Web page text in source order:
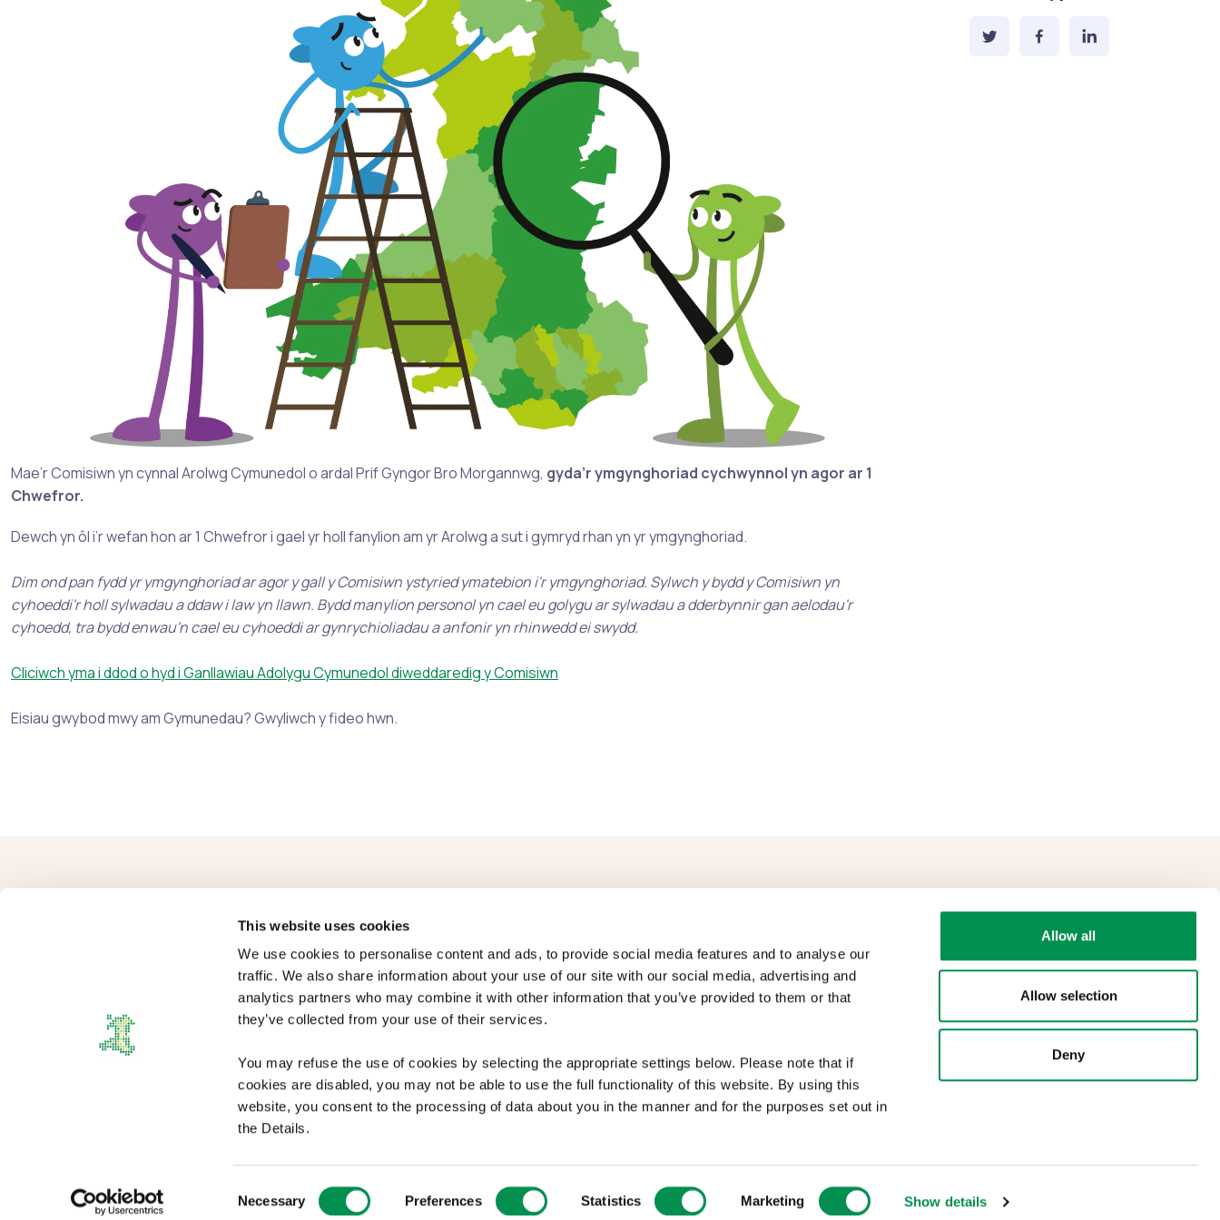
This website uses cookies
We use cookies to personalise content and ads, to provide social media features and to analyse our
traffic. We also share information about your use of our site with our social media, advertising and
analytics partners who may combine it with other information that you’ve provided to them or that
they’ve collected from your use of their services.
You may refuse the use of cookies by selecting the appropriate settings below. Please note that if
cookies are disabled, you may not be able to use the full functionality of this website. By using this
website, you consent to the processing of data about you in the manner and for the purposes set out in
the Details.
Selection
Necessary Preferences Statistics Marketing Show details
Allow all
Allow selection
Deny
Mae’r Comisiwn yn cynnal Arolwg Cymunedol o ardal Prif Gyngor Bro Morgannwg, gyda’r ymgynghoriad cychwynnol yn agor ar 1
Chwefror.
Dewch yn ôl i’r wefan hon ar 1 Chwefror i gael yr holl fanylion am yr Arolwg a sut i gymryd rhan yn yr ymgynghoriad.
Dim ond pan fydd yr ymgynghoriad ar agor y gall y Comisiwn ystyried ymatebion i'r ymgynghoriad. Sylwch y bydd y Comisiwn yn
cyhoeddi'r holl sylwadau a ddaw i law yn llawn. Bydd manylion personol yn cael eu golygu ar sylwadau a dderbynnir gan aelodau'r
cyhoedd, tra bydd enwau'n cael eu cyhoeddi ar gynrychioliadau a anfonir yn rhinwedd ei swydd.
Cliciwch yma i ddod o hyd i Ganllawiau Adolygu Cymunedol diweddaredig y Comisiwn
Eisiau gwybod mwy am Gymunedau? Gwyliwch y fideo hwn.
Comisiwn Democratiaeth a Ffiniau Cymru yw'r corff sy'n gyfrifol
am gynnal arolygon o ffiniau etholiadol, cydnabyddiaeth
ariannol, a Bwrdd Rheoli Etholiadol Cymru.
Cysylltwch â ni
Cyhoeddiadau
Comisiynwyr Blaenorol
Safonau’r Gymraeg
Facebook
Instagram
Cysylltwch
ymholiadau@cdffc.llyw.cymru
Datganiad Hawlfraint |Telerau ac Amodau Polisi preifatrwydd|Cwcis Cwynion